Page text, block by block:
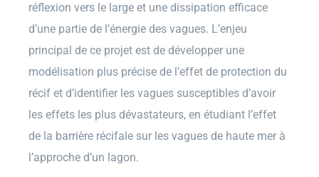
réflexion vers le large et une dissipation efficace
d’une partie de l’énergie des vagues. L’enjeu
principal de ce projet est de développer une
modélisation plus précise de l’effet de protection du
récif et d’identifier les vagues susceptibles d’avoir
les effets les plus dévastateurs, en étudiant l’effet
de la barrière récifale sur les vagues de haute mer à
l’approche d’un lagon.